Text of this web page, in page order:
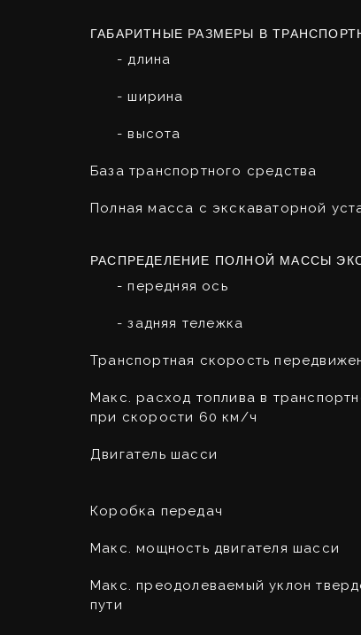
ГАБАРИТНЫЕ РАЗМЕРЫ В
- длина
- ширина
- высота
База транспортного средства
Полная масса с экскаваторной
РАСПРЕДЕЛЕНИЕ ПОЛНОЙ МАССЫ
- передняя ось
- задняя тележка
Транспортная скорость
Макс. расход топлива в
при скорости 60 км/ч
Двигатель шасси
Коробка передач
Макс. мощность двигателя шасси
Макс. преодолеваемый уклон
пути